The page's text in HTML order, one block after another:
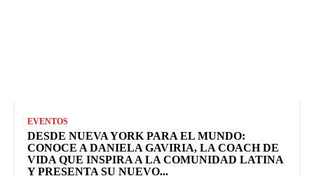
EVENTOS
DESDE NUEVA YORK PARA EL MUNDO:
CONOCE A DANIELA GAVIRIA, LA COACH DE
VIDA QUE INSPIRA A LA COMUNIDAD LATINA
Y PRESENTA SU NUEVO...